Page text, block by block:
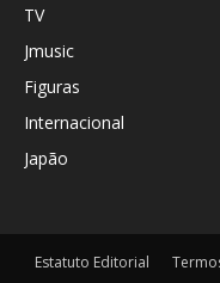
TV
Jmusic
Figuras
Internacional
Japão
Estatuto Editorial